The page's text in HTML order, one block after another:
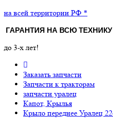
на всей территории РФ *
ГАРАНТИЯ НА ВСЮ ТЕХНИКУ
до 3-х лет!
Заказать запчасти
Запчасти к тракторам
запчасти уралец
Капот, Крылья
Крыло переднее Уралец